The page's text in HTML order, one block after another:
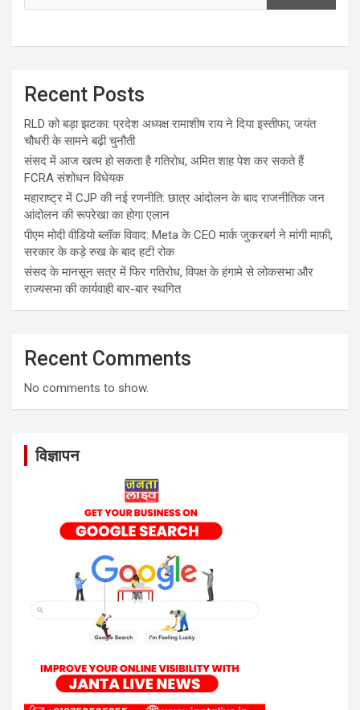
Recent Posts
RLD को बड़ा झटका: प्रदेश अध्यक्ष रामाशीष राय ने दिया इस्तीफा, जयंत
चौधरी के सामने बढ़ी चुनौती
संसद में आज खत्म हो सकता है गतिरोध, अमित शाह पेश कर सकते हैं
FCRA संशोधन विधेयक
महाराष्ट्र में CJP की नई रणनीति: छात्र आंदोलन के बाद राजनीतिक जन
आंदोलन की रूपरेखा का होगा एलान
पीएम मोदी वीडियो ब्लॉक विवाद: Meta के CEO मार्क जुकरबर्ग ने मांगी माफी,
सरकार के कड़े रुख के बाद हटी रोक
संसद के मानसून सत्र में फिर गतिरोध, विपक्ष के हंगामे से लोकसभा और
राज्यसभा की कार्यवाही बार-बार स्थगित
Recent Comments
No comments to show.
विज्ञापन